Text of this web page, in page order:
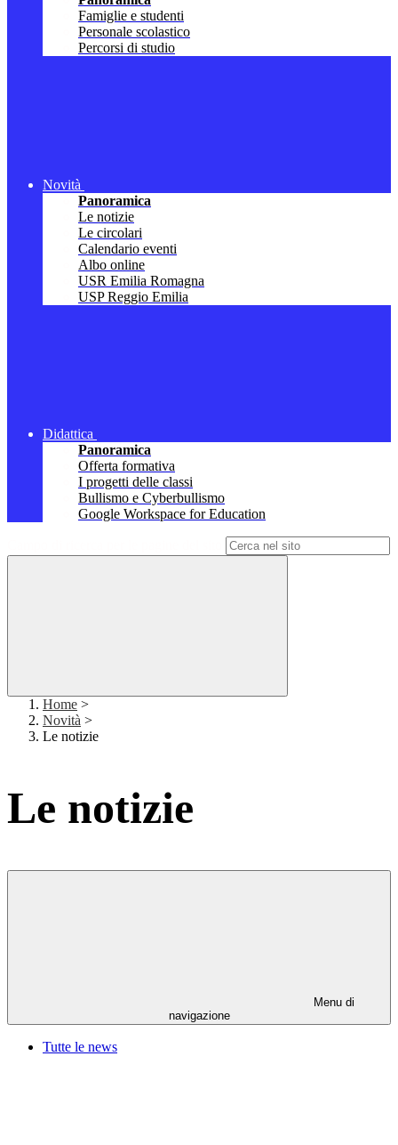
Famiglie e studenti
Personale scolastico
Percorsi di studio
Novità
Panoramica
Le notizie
Le circolari
Calendario eventi
Albo online
USR Emilia Romagna
USP Reggio Emilia
Didattica
Panoramica
Offerta formativa
I progetti delle classi
Bullismo e Cyberbullismo
Google Workspace for Education
Home >
Novità >
Le notizie
Le notizie
Menu di
navigazione
Tutte le news